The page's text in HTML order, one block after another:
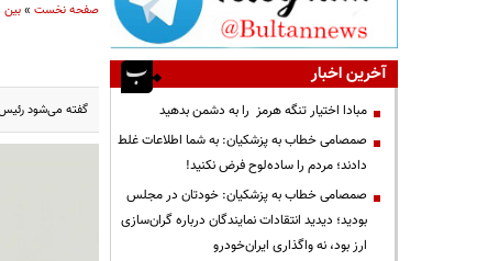
صفحه نخست»بین
گفته می‌شود
آخرین اخبار
مبادا اختیار تنگه هرمز را به دشمن بدهید
صمصامی خطاب به پزشکیان: به شما اطلاعات غلط
دادند؛ مردم را ساده‌لوح فرض نکنید!
صمصامی خطاب به پزشکیان: خودتان در مجلس
بودید؛ دیدید انتقادات نمایندگان درباره گران‌سازی
ارز بود، نه واگذاری ایران‌خودرو